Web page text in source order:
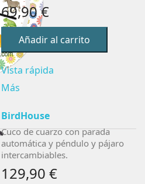
69,90 €
Añadir al carrito
Vista rápida
Más
BirdHouse
Cuco de cuarzo con parada
automática y péndulo y pájaro
intercambiables.
129,90 €